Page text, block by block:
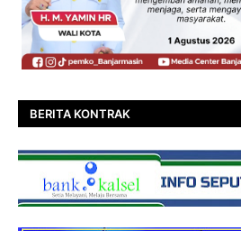
BERITA KONTRAK